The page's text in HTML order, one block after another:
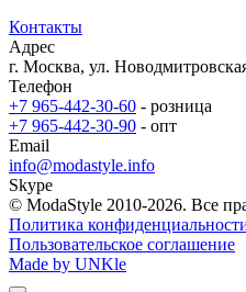
Контакты
Адрес
г. Москва, ул.
Телефон
+7 965-442-30-60 - розница
+7 965-442-30-90 - опт
Email
info@modastyle.info
Skype
© ModaStyle 2010-2026. Все
Политика
Пользовательское соглашение
Made by UNKle